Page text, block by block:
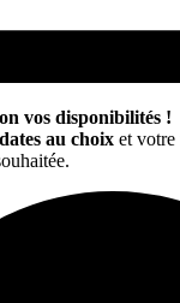
vos disponibilités !
au choix et votre